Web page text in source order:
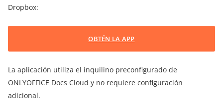
Dropbox:
OBTÉN LA APP
La aplicación utiliza el inquilino preconfigurado de
ONLYOFFICE Docs Cloud y no requiere configuración
adicional.